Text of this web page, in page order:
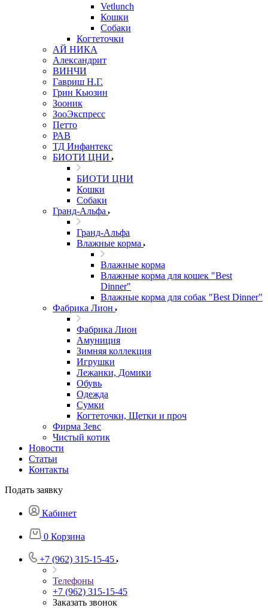
Vetlunch
Кошки
Собаки
Когтеточки
АЙ НИКА
Александрит
ВИНЧИ
Гавриш Н.Г.
Грин Кьюзин
Зооник
ЗооЭкспресс
Петто
РАВ
ТД Инфантекс
БИОТИ ЦНИ
БИОТИ ЦНИ
Кошки
Собаки
Гранд-Альфа
Гранд-Альфа
Влажные корма
Влажные корма
Влажные корма для кошек "Best
Dinner"
Влажные корма для собак "Best Dinner"
Фабрика Лион
Фабрика Лион
Амуниция
Зимняя коллекция
Игрушки
Лежанки, Домики
Обувь
Одежда
Сумки
Когтеточки, Щетки и проч
Фирма Зевс
Чистый котик
Новости
Статьи
Контакты
Подать заявку
Кабинет
0 Корзина
+7 (962) 315-15-45
Телефоны
+7 (962) 315-15-45
Заказать звонок